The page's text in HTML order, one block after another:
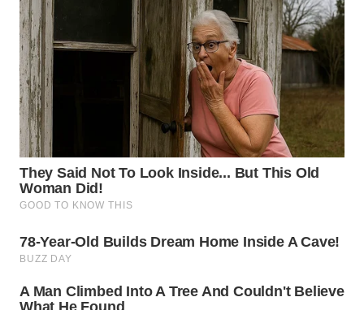
WN
KALTENG
WN
KALTARA
KALSEL
WN
KALTIM
WN
SULSEL